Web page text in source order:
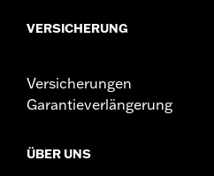
VERSICHERUNG
Versicherungen
Garantieverlängerung
ÜBER UNS